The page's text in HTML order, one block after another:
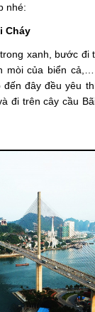
nhé:
Cháy
xanh, bước đi
mòi của biển
đây đều yêu
đi trên cây cầu